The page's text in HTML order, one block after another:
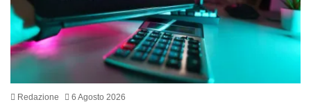
Redazione 6 Agosto 2026